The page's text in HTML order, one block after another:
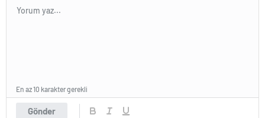
Gönder
En az 10 karakter gerekli